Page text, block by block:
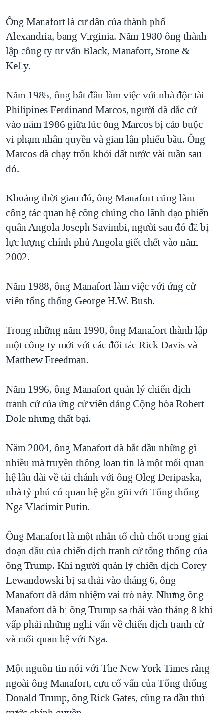
Ông Manafort là cư dân của thành phố
Alexandria, bang Virginia. Năm 1980 ông thành
lập công ty tư vấn Black, Manafort, Stone &
Kelly.
Năm 1985, ông bắt đầu làm việc với nhà độc tài
Philipines Ferdinand Marcos, người đã đắc cử
vào năm 1986 giữa lúc ông Marcos bị cáo buộc
vi phạm nhân quyền và gian lận phiếu bầu. Ông
Marcos đã chạy trốn khỏi đất nước vài tuần sau
đó.
Khoảng thời gian đó, ông Manafort cũng làm
công tác quan hệ công chúng cho lãnh đạo phiến
quân Angola Joseph Savimbi, người sau đó đã bị
lực lượng chính phủ Angola giết chết vào năm
2002.
Năm 1988, ông Manafort làm việc với ứng cử
viên tổng thống George H.W. Bush.
Trong những năm 1990, ông Manafort thành lập
một công ty mới với các đối tác Rick Davis và
Matthew Freedman.
Năm 1996, ông Manafort quản lý chiến dịch
tranh cử của ứng cử viên đảng Cộng hòa Robert
Dole nhưng thất bại.
Năm 2004, ông Manafort đã bắt đầu những gì
nhiều mà truyền thông loan tin là một mối quan
hệ lâu dài về tài chánh với ông Oleg Deripaska,
nhà tỷ phú có quan hệ gần gũi với Tổng thống
Nga Vladimir Putin.
Ông Manafort là một nhân tố chủ chốt trong giai
đoạn đầu của chiến dịch tranh cử tổng thống của
ông Trump. Khi người quản lý chiến dịch Corey
Lewandowski bị sa thải vào tháng 6, ông
Manafort đã đảm nhiệm vai trò này. Nhưng ông
Manafort đã bị ông Trump sa thải vào tháng 8 khi
vấp phải những nghi vấn về chiến dịch tranh cử
và mối quan hệ với Nga.
Một nguồn tin nói với The New York Times rằng
ngoài ông Manafort, cựu cố vấn của Tổng thống
Donald Trump, ông Rick Gates, cũng ra đầu thú